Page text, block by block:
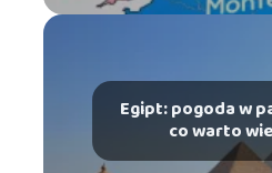
Egipt: pogoda w
co warto